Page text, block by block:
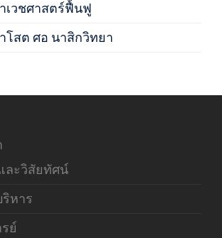
เวชศาสตร์ฟื้นฟู
โสต ศอ นาสิกวิทยา
ละวิสัยทัศน์
หาร
ย์